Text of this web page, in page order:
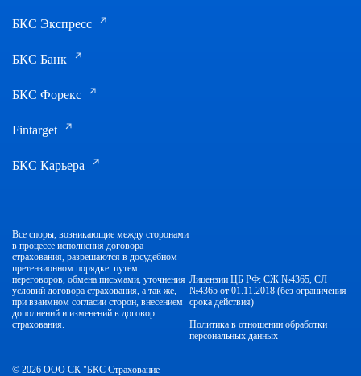
БКС Экспресс
БКС Банк
БКС Форекс
Fintarget
БКС Карьера
Все споры, возникающие между сторонами
в процессе исполнения договора
страхования, разрешаются в досудебном
претензионном порядке: путем
переговоров, обмена письмами, уточнения
условий договора страхования, а так же,
при взаимном согласии сторон, внесением
дополнений и изменений в договор
страхования.
© 2026 ООО СК "БКС Страхование
Лицензии ЦБ РФ: СЖ №4365, СЛ
№4365 от 01.11.2018 (без ограничения
срока действия)
Политика в отношении обработки
персональных данных